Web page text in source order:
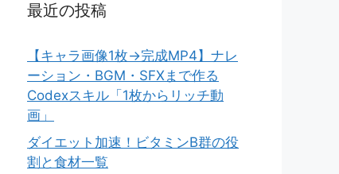
最近の投稿
【キャラ画像1枚→完成MP4】ナレ
ーション・BGM・SFXまで作る
Codexスキル「1枚からリッチ動
画」
ダイエット加速！ビタミンB群の役
割と食材一覧